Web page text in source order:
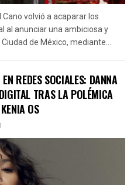
volvió a acaparar los
al anunciar una ambiciosa y
de México, mediante...
REDES SOCIALES: DANNA
TRAS LA POLÉMICA
OS